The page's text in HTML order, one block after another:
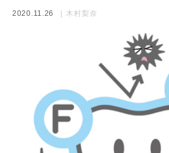
2020.11.26 木村梨奈